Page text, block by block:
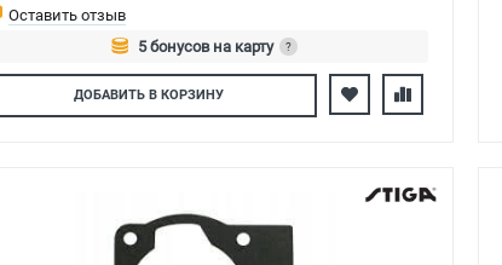
Оставить отзыв
5 бонусов на карту
?
Авторизуйтесь
ДОБАВИТЬВ КОРЗИНУ